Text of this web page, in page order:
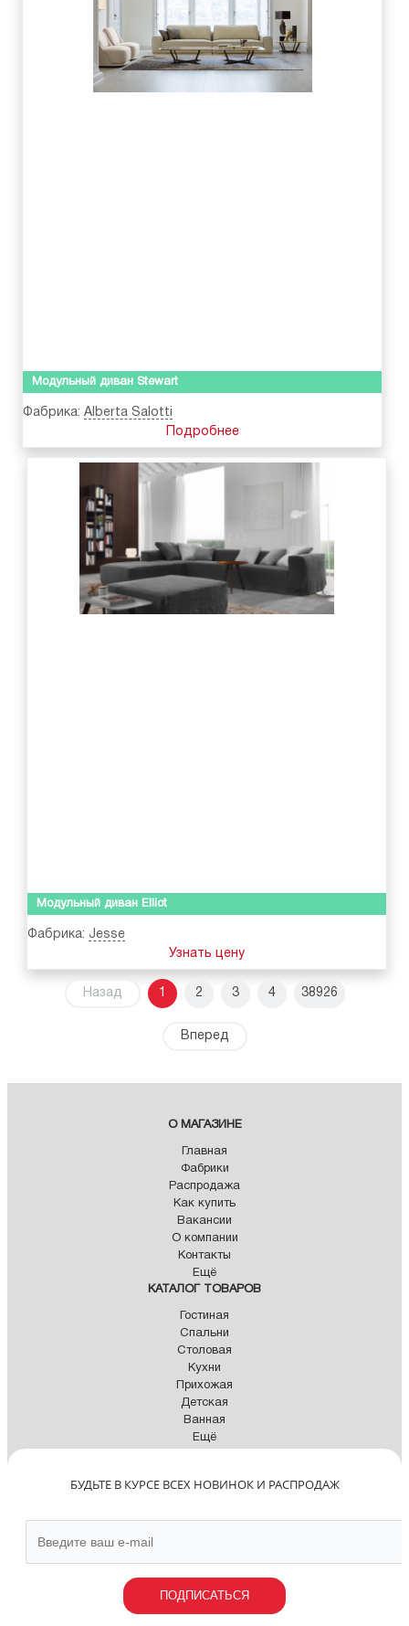
Модульный диван Stewart
Фабрика: Alberta Salotti
Подробнее
Модульный диван Elliot
Фабрика: Jesse
Узнать цену
Назад 1 2 3 4 38926
Вперед
О МАГАЗИНЕ
Главная
Фабрики
Распродажа
Как купить
Вакансии
О компании
Контакты
Ещё
КАТАЛОГ ТОВАРОВ
Гостиная
Спальни
Столовая
Кухни
Прихожая
Детская
Ванная
Ещё
БУДЬТЕ В КУРСЕ ВСЕХ НОВИНОК И РАСПРОДАЖ
ПОДПИСАТЬСЯ